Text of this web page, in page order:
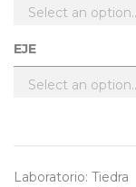
EJE
Laboratorio: Tiedra